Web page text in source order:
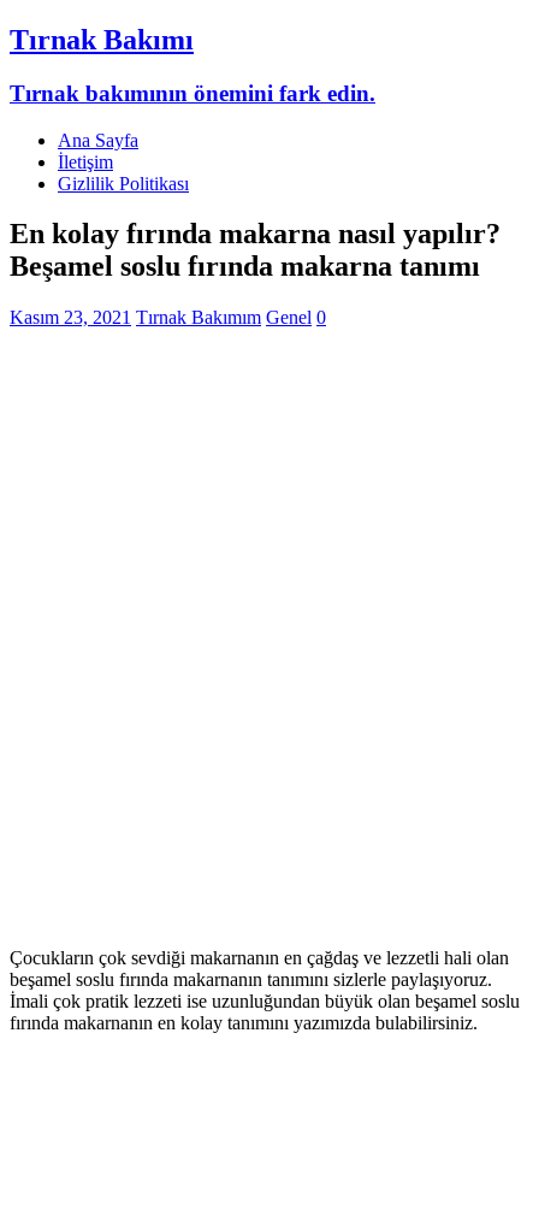
Tırnak Bakımı
Tırnak bakımının önemini fark edin.
Ana Sayfa
İletişim
Gizlilik Politikası
En kolay fırında makarna nasıl yapılır?
Beşamel soslu fırında makarna tanımı
Kasım 23, 2021 Tırnak Bakımım Genel 0
Çocukların çok sevdiği makarnanın en çağdaş ve lezzetli hali olan
beşamel soslu fırında makarnanın tanımını sizlerle paylaşıyoruz.
İmali çok pratik lezzeti ise uzunluğundan büyük olan beşamel soslu
fırında makarnanın en kolay tanımını yazımızda bulabilirsiniz.